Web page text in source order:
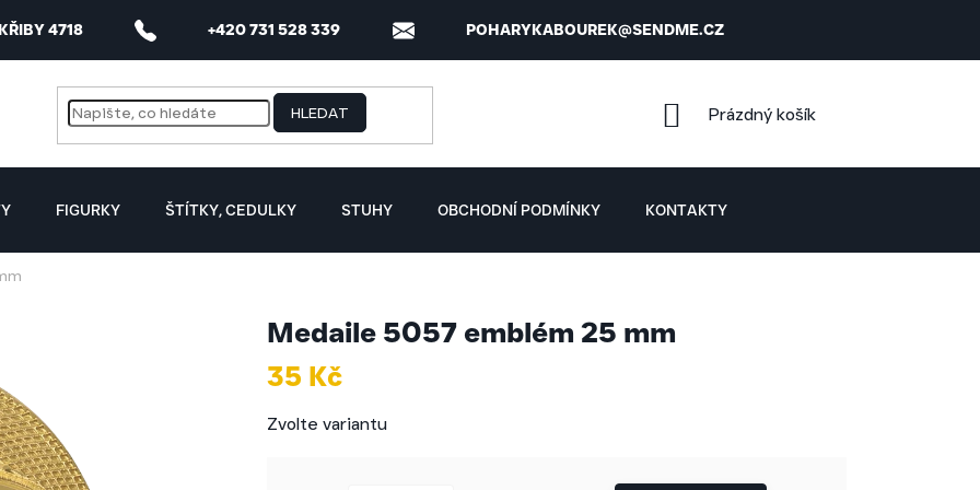
4718 +420 731 528 339 POHARYKABOUREK@SENDME.CZ
HLEDAT
NÁKUPNÍ
Prázdný košík
FIGURKY ŠTÍTKY, CEDULKY STUHY OBCHODNÍ PODMÍNKY KONTAKTY
Medaile 5057 emblém 25 mm
35 Kč
cena:
Zvolte variantu